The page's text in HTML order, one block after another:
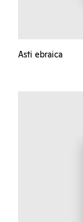
Asti ebraica